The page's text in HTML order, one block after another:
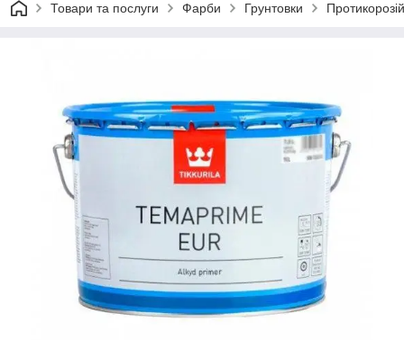
Товари та послуги Фарби Грунтовки